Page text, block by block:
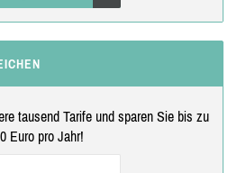
tausend Tarife und sparen Sie bis zu
Euro pro Jahr!